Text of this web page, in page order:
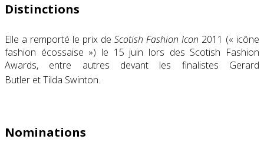
Distinctions
Elle a remporté le prix de Scotish Fashion Icon 2011 (« icône
fashion écossaise ») le 15 juin lors des Scotish Fashion
Awards, entre autres devant les finalistes Gerard
Butler et Tilda Swinton.
Nominations